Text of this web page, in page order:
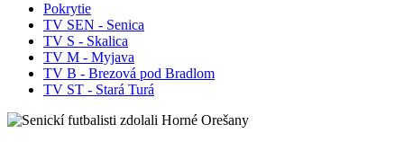
Pokrytie
TV SEN - Senica
TV S - Skalica
TV M - Myjava
TV B - Brezová pod Bradlom
TV ST - Stará Turá